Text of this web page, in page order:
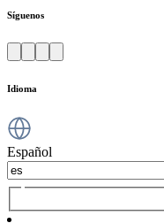
Síguenos
Idioma
Español